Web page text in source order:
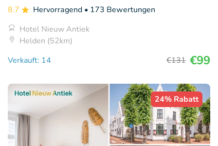
8.7 Hervorragend • 173 Bewertungen
Hotel Nieuw Antiek
Helden (52km)
Verkauft: 14
€131 €99
24% Rabatt